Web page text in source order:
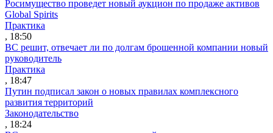
Росимущество проведет новый аукцион по продаже активов
Global Spirits
Практика
, 18:50
ВС решит, отвечает ли по долгам брошенной компании новый
руководитель
Практика
, 18:47
Путин подписал закон о новых правилах комплексного
развития территорий
Законодательство
, 18:24